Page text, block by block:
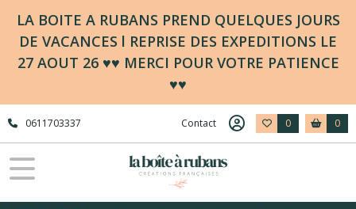
LA BOITE A RUBANS PREND QUELQUES JOURS
DE VACANCES l REPRISE DES EXPEDITIONS LE
27 AOUT 26 ♥♥ MERCI POUR VOTRE PATIENCE
♥♥
0611703337 Contact 0 0